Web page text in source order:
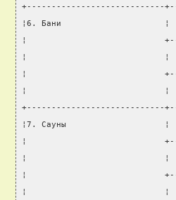
+----------------------------
¦6. Бани                     ¦
¦
¦                            ¦
¦
¦                            ¦
+----------------------------
¦7. Сауны                    ¦
¦
¦                            ¦
¦
¦                            ¦